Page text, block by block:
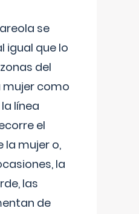
se
igual que lo
del
mujer como
línea
el
la mujer o,
la
las
de